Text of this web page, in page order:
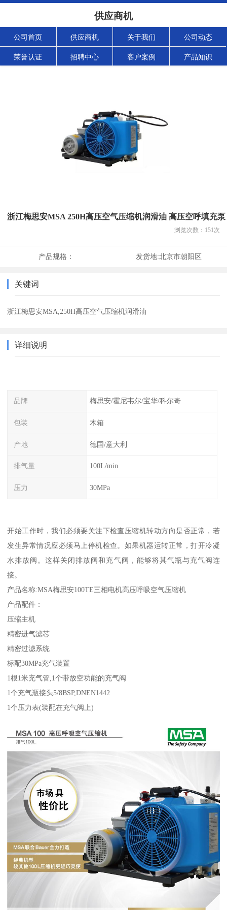
供应商机
公司首页 供应商机 关于我们 公司动态
荣誉认证 招聘中心 客户案例 产品知识
浙江梅思安MSA 250H高压空气压缩机润滑油 高压空呼填充泵
浏览次数： 151次
产品规格： 发货地:北京市朝阳区
关键词
浙江梅思安MSA,250H高压空气压缩机润滑油
详细说明
品牌 梅思安/霍尼韦尔/宝华/科尔奇
包装 木箱
产地 德国/意大利
排气量 100L/min
压力 30MPa
开始工作时，我们必须要关注下检查压缩机转动方向是否正常，若
发生异常情况应必须马上停机检查。如果机器运转正常，打开冷凝
水排放阀。这样关闭排放阀和充气阀，能够将其气瓶与充气阀连
接。
产品名称:MSA梅思安100TE三相电机高压呼吸空气压缩机
产品配件：
压缩主机
精密进气滤芯
精密过滤系统
标配30MPa充气装置
1根1米充气管,1个带放空功能的充气阀
1个充气瓶接头5/8BSP,DNEN1442
1个压力表(装配在充气阀上)